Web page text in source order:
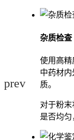
prev
杂质检查
使用高精
中药材
质。
对于粉
是否均匀